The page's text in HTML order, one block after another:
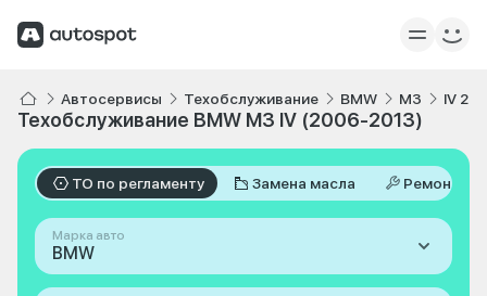
Автосервисы Техобслуживание BMW M3 IV
Техобслуживание BMW M3 IV (2006-2013)
ТО по регламенту Замена масла Ремонт
Марка авто
BMW